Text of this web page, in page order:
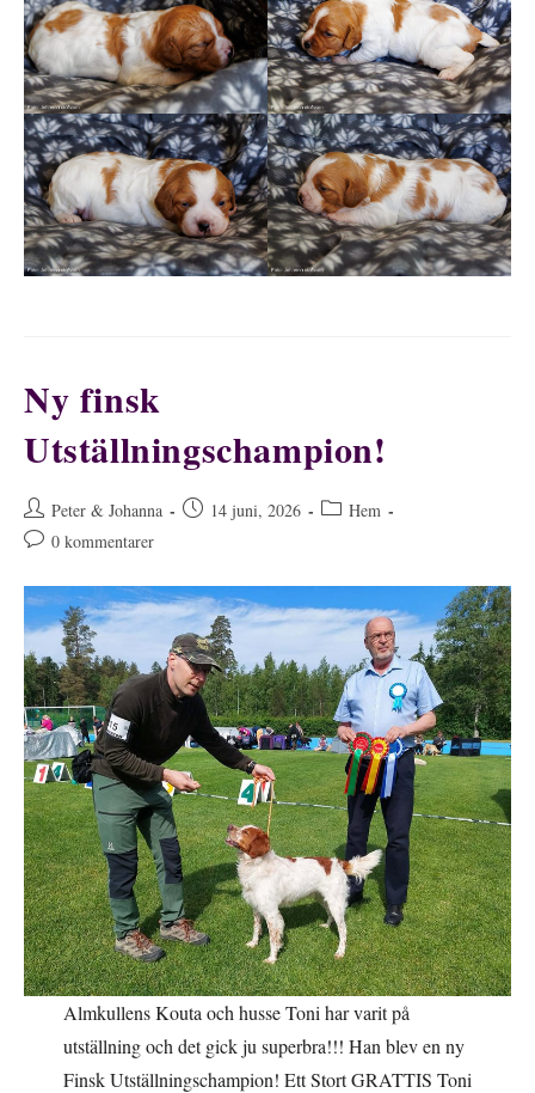
Ny finsk
Utställningschampion!
Inläggsförfattare:
Peter & Johanna
Inlägget14 juni, 2026 Inläggskategori:
Hem
Kommentarer
inlägget:
0 kommentarer
Almkullens Kouta och husse Toni har varit på
utställning och det gick ju superbra!!! Han blev en ny
Finsk Utställningschampion! Ett Stort GRATTIS Toni